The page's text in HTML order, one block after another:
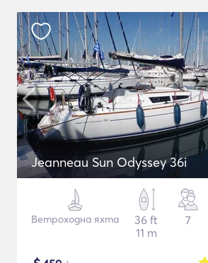
Jeanneau Sun Odyssey 36i
Ветроходна яхта
36 ft
11 m
7